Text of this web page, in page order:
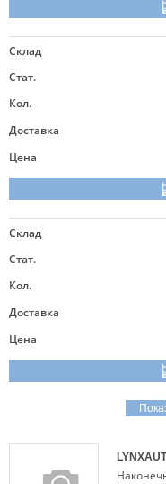
Склад
Стат.
Кол.
Доставка
Цена
Склад
Стат.
Кол.
Доставка
Цена